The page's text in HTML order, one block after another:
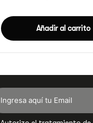
Añadir al carrito